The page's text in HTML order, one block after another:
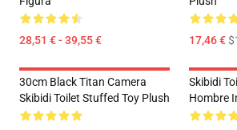
28,51 € - 39,55 € 17,46 €
30cm Black Titan Camera
Skibidi Toilet Stuffed Toy Plush
Skibidi
Hombre